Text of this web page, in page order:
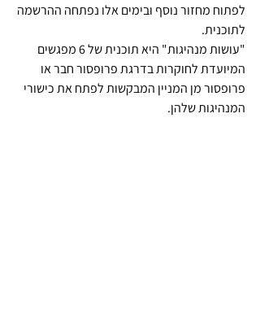
לפתוח מחזור נוסף ובימים אלו נפתחה ההרשמה
לתוכנית.
"עושות מנהיגות" היא תוכנית של 6 מפגשים
המיועדת לחוקרות בדרגת פרופסור חבר או
פרופסור מן המניין המבקשות לפתח את כישורי
המנהיגות שלהן.